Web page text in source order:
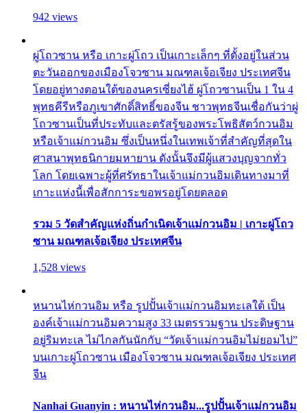
942 views
ผู่โถวซาน หรือ เกาะผู่โถว เป็นเกาะเล็กๆ ที่ตั้งอยู่ในส่วน
ตะวันออกของเมืองโจวซาน มณฑลเจ้อเจียง ประเทศจีน
โดยอยู่ทางตอนใต้ของนครเซี่ยงไฮ้ ผู่โถวซานเป็น 1 ใน 4
พุทธคีรีหรือภูเขาศักดิ์สิทธิ์ของจีน ชาวพุทธจีนเชื่อกันว่าผู่
โถวซานเป็นที่ประทับและตรัสรู้ของพระโพธิสัตว์กวนอิม
หรือเจ้าแม่กวนอิม ซึ่งเป็นหนึ่งในเทพเจ้าที่สำคัญที่สุดใน
ศาสนาพุทธนิกายมหายาน ดังนั้นจึงมีผู้แสวงบุญจากทั่ว
โลก โดยเฉพาะผู้ที่ศรัทธาในเจ้าแม่กวนอิมเดินทางมาที่
เกาะแห่งนี้เพื่อสักการะขอพรอยู่โดยตลอด
รวม 5 วัดสำคัญแห่งถิ่นกำเนิดเจ้าแม่กวนอิม | เกาะผู่โถว
ซาน มณฑลเจ้อเจียง ประเทศจีน
1,528 views
หนานไห่กวนอิม หรือ รูปปั้นเจ้าแม่กวนอิมทะเลใต้ เป็น
องค์เจ้าแม่กวนอิมความสูง 33 เมตรรวมฐาน ประดิษฐาน
อยู่ริมทะเล ไม่ไกลกันนักกับ “วัดเจ้าแม่กวนอิมไม่ยอมไป”
บนเกาะผู่โถวซาน เมืองโจวซาน มณฑลเจ้อเจียง ประเทศ
จีน
Nanhai Guanyin : หนานไห่กวนอิม...รูปปั้นเจ้าแม่กวนอิม